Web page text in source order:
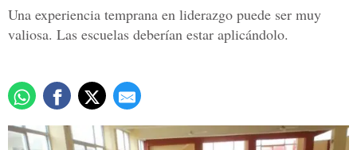
Una experiencia temprana en liderazgo puede ser muy
valiosa. Las escuelas deberían estar aplicándolo.